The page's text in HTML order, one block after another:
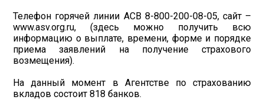
Телефон горячей линии АСВ 8-800-200-08-05, сайт –
www.asv.org.ru, (здесь можно получить всю
информацию о выплате, времени, форме и порядке
приема заявлений на получение страхового
возмещения).
На данный момент в Агентстве по страхованию
вкладов состоит 818 банков.